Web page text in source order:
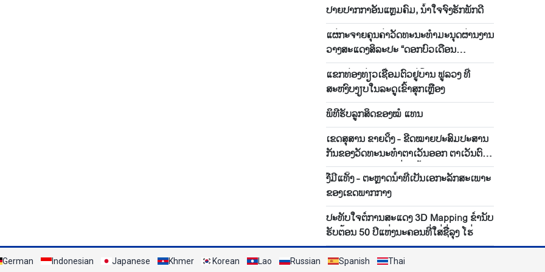
ປາຍປາກກາອັນແຫຼມຄົມ, ນ້ຳໃຈຈົງຮັກພັກດີ
ແຜ່ກະຈາຍຄຸນຄ່າວັດທະນະທຳມະນຸດຜ່ານງານ
ວາງສະແດງສິລະປະ “ດອກບົວເດືອນ
ພຶດສະພາ”
ແຂກທ່ອງທ່ຽວເຊື່ອມຕົວຢູ່ບ້ານ ຟູລວງ ທີ່
ສະຫງົບງຽບໃນລະດູເຂົ້າສຸກເຫຼືອງ
ພິທີຮັບລູກສິດຂອງໝໍ ແທນ
ເຂດສຸສານ ຂາຍດິ້ງ - ຂີດໝາຍປະສົມປະສານ
ກັນຂອງວັດທະນະທຳຕາເວັນອອກ ຕາເວັນຕົກ
ໃນເຂດມໍລະດົກກຸງເກົ່າ ເຫ້ວ
ງືມີແທັ້ງ - ຕະຫຼາດນ້ຳທີ່ເປັນເອກະລັກສະເພາະ
ຂອງເຂດພາກກາງ
ປະທັບໃຈຕໍ່ການສະແດງ 3D Mapping ຂ່ຳນັບ
ຮັບຕ້ອນ 50 ປີແຫ່ງນະຄອນທີ່ໃສ່ຊື່ລຸງ ໂຮ່
German Indonesian Japanese Khmer Korean Lao Russian Spanish Thai